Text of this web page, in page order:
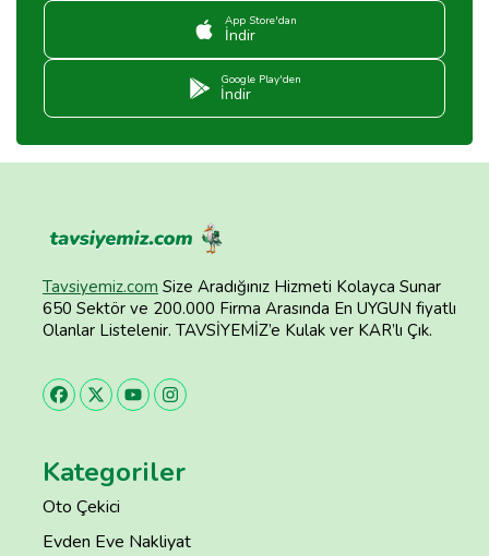
App Store'dan
İndir
Google Play'den
İndir
Tavsiyemiz.com Size Aradığınız Hizmeti Kolayca Sunar
650 Sektör ve 200.000 Firma Arasında En UYGUN fiyatlı
Olanlar Listelenir. TAVSİYEMİZ’e Kulak ver KAR’lı Çık.
Kategoriler
Oto Çekici
Evden Eve Nakliyat